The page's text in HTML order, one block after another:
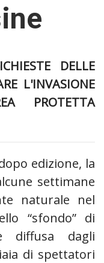
DELLE
L'INVASIONE
PROTETTA
edizione, la
settimane
naturale nel
“sfondo” di
diffusa dagli
di spettatori